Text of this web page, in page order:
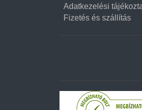
Adatkezelési
Fizetés és szállítás